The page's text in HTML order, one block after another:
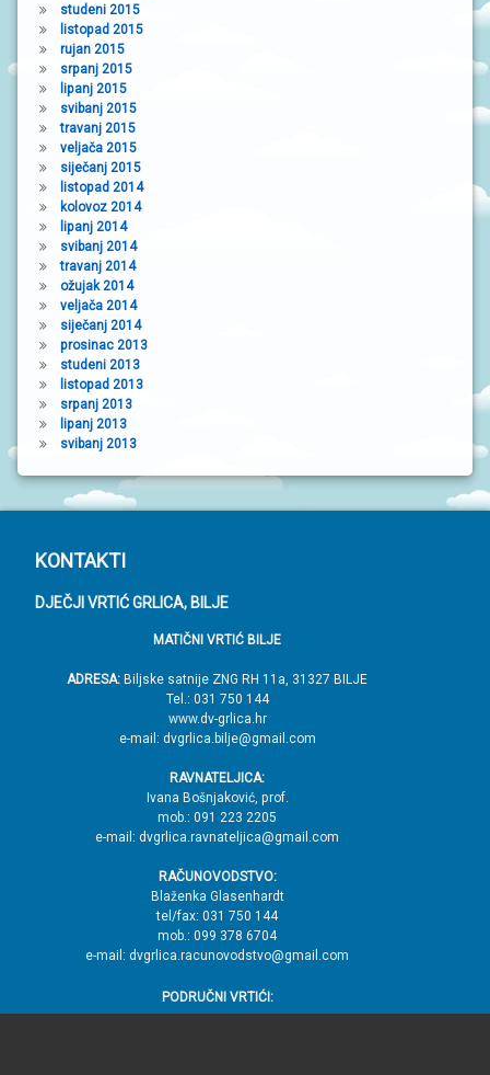
studeni 2015
listopad 2015
rujan 2015
srpanj 2015
lipanj 2015
svibanj 2015
travanj 2015
veljača 2015
siječanj 2015
listopad 2014
kolovoz 2014
lipanj 2014
svibanj 2014
travanj 2014
ožujak 2014
veljača 2014
siječanj 2014
prosinac 2013
studeni 2013
listopad 2013
srpanj 2013
lipanj 2013
svibanj 2013
P
o
KONTAKTI
DJEČJI VRTIĆ GRLICA, BILJE
MATIČNI VRTIĆ BILJE
ADRESA: Biljske satnije ZNG RH 11a, 31327 BILJE
Tel.: 031 750 144
www.dv-grlica.hr
e-mail: dvgrlica.bilje@gmail.com
RAVNATELJICA:
Ivana Bošnjaković, prof.
mob.: 091 223 2205
e-mail: dvgrlica.ravnateljica@gmail.com
RAČUNOVODSTVO:
Blaženka Glasenhardt
tel/fax: 031 750 144
mob.: 099 378 6704
e-mail: dvgrlica.racunovodstvo@gmail.com
PODRUČNI VRTIĆI: